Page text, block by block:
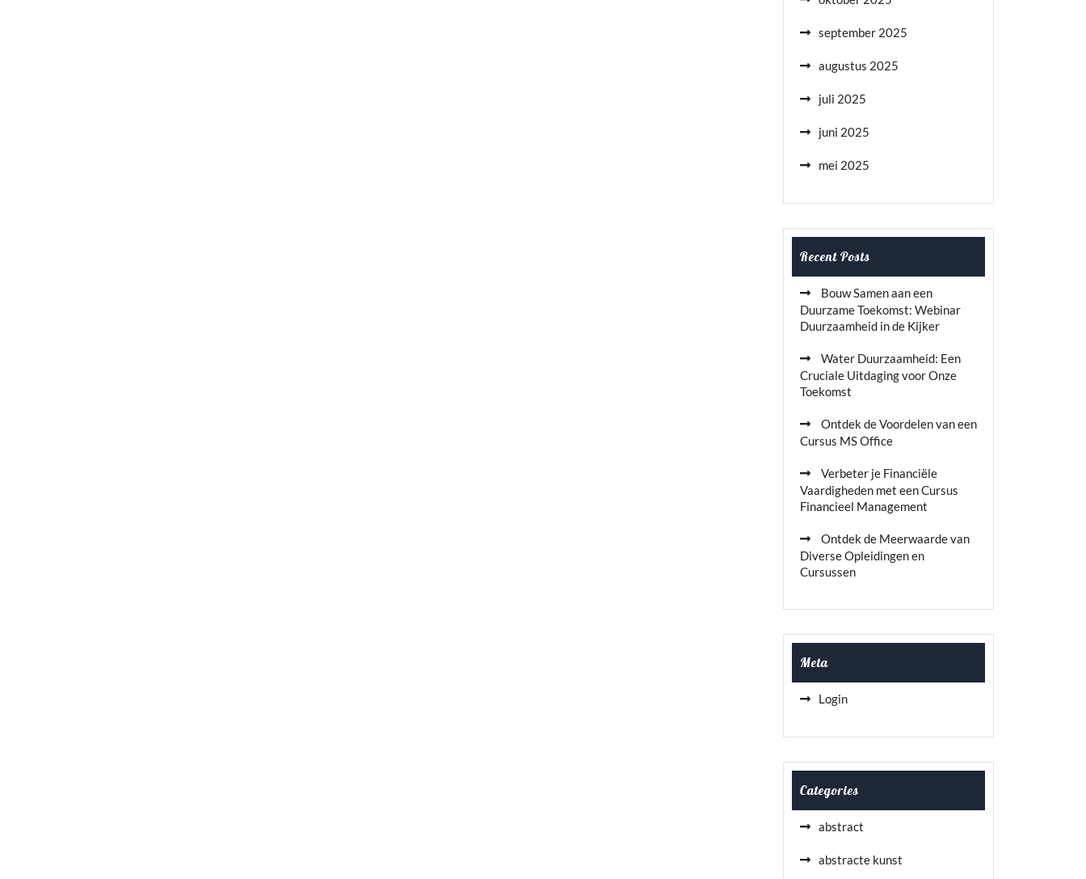
september 2025
augustus 2025
juli 2025
juni 2025
mei 2025
Recent Posts
Bouw Samen aan een
Duurzame Toekomst: Webinar
Duurzaamheid in de Kijker
Water Duurzaamheid: Een
Cruciale Uitdaging voor Onze
Toekomst
Ontdek de Voordelen van een
Cursus MS Office
Verbeter je Financiële
Vaardigheden met een Cursus
Financieel Management
Ontdek de Meerwaarde van
Diverse Opleidingen en
Cursussen
Meta
Login
Categories
abstract
abstracte kunst